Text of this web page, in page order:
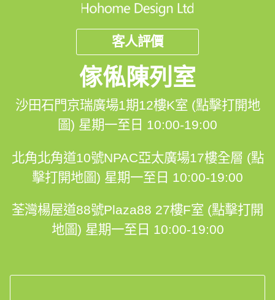
客人評價
傢俬陳列室
沙田石門京瑞廣場1期12樓K室 (點擊打開地
圖) 星期一至日 10:00-19:00
北角北角道10號NPAC亞太廣場17樓全層 (點
擊打開地圖) 星期一至日 10:00-19:00
荃灣楊屋道88號Plaza88 27樓F室 (點擊打開
地圖) 星期一至日 10:00-19:00